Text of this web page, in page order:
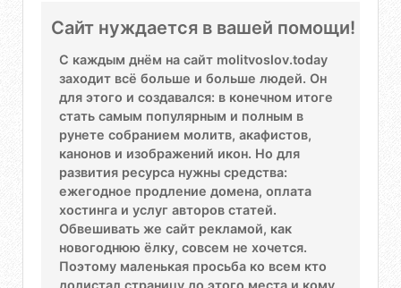
Сайт нуждается в вашей помощи!
С каждым днём на сайт molitvoslov.today
заходит всё больше и больше людей. Он
для этого и создавался: в конечном итоге
стать самым популярным и полным в
рунете собранием молитв, акафистов,
канонов и изображений икон. Но для
развития ресурса нужны средства:
ежегодное продление домена, оплата
хостинга и услуг авторов статей.
Обвешивать же сайт рекламой, как
новогоднюю ёлку, совсем не хочется.
Поэтому маленькая просьба ко всем кто
долистал страницу до этого места и кому